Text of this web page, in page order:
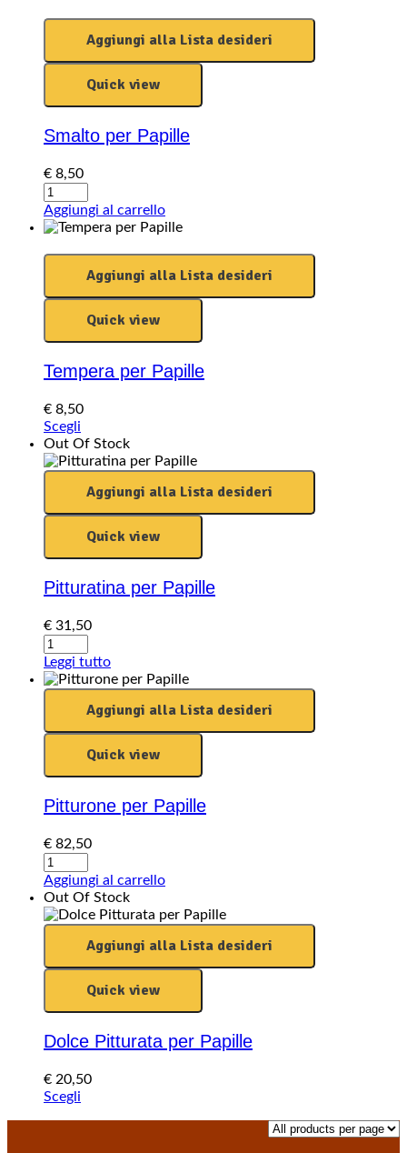
Aggiungi alla Lista desideri
Quick view
Smalto per Papille
€ 8,50
Smalto
per
Papille
Aggiungi al carrello
Aggiungi alla Lista desideri
Quick view
Tempera per Papille
€ 8,50
Scegli
prodotto
ha
varianti.
Le
opzioni
possono
essere
scelte
nella
del
prodotto
Out Of Stock
Aggiungi alla Lista desideri
Quick view
Pitturatina per Papille
€ 31,50
Pitturatina
per
Papille
quantity
Leggi tutto
Aggiungi alla Lista desideri
Quick view
Pitturone per Papille
€ 82,50
Pitturone
per
Papille
quantity
Aggiungi al carrello
Out Of Stock
Aggiungi alla Lista desideri
Quick view
Dolce Pitturata per Papille
€ 20,50
Scegli